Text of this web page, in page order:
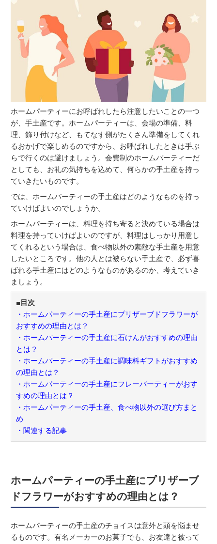
ホームパーティーにお呼ばれしたら注意したいことの一つ
が、手土産です。ホームパーティーは、会場の準備、料
理、飾り付けなど、もてなす側がたくさん準備をしてくれ
るおかげで楽しめるのですから、お呼ばれしたときは手ぶ
らで行くのは避けましょう。会費制のホームパーティーだ
としても、お礼の気持ちを込めて、何らかの手土産を持っ
ていきたいものです。
では、ホームパーティーの手土産はどのようなものを持っ
ていけばよいのでしょうか。
ホームパーティーは、料理を持ち寄ると決めている場合は
料理を持っていけばよいのですが、料理はしっかり用意し
てくれるという場合は、食べ物以外の素敵な手土産を用意
したいところです。他の人とは被らない手土産で、必ず喜
ばれる手土産にはどのようなものがあるのか、考えていき
ましょう。
■目次
・ホームパーティーの手土産にプリザーブドフラワーが
おすすめの理由とは？
・ホームパーティーの手土産に石けんがおすすめの理由
とは？
・ホームパーティーの手土産に調味料ギフトがおすすめ
の理由とは？
・ホームパーティーの手土産にフレーバーティーがおす
すめの理由とは？
・ホームパーティーの手土産、食べ物以外の選び方まと
め
・関連する記事
ホームパーティーの手土産にプリザーブ
ドフラワーがおすすめの理由とは？
ホームパーティーの手土産のチョイスは意外と頭を悩ませ
るものです。有名メーカーのお菓子でも、お友達と被って